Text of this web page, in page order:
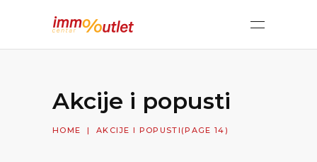
Akcije i popusti
HOME | AKCIJE I POPUSTI (PAGE 14)